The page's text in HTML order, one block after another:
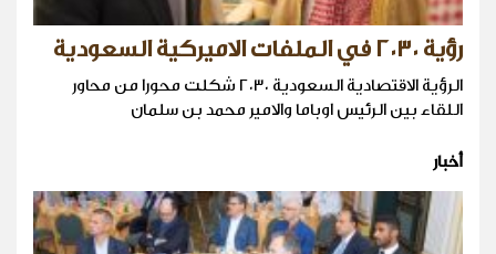
رؤية ٢٠٣٠ في الملفات الاميركية السعودية
الرؤية الاقتصادية السعودية ٢٠٣٠ شكلت محورا من محاور
اللقاء بين الرئيس اوباما والامير محمد بن سلمان
أخبار